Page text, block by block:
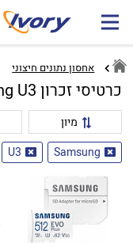
אחסון נתונים חיצוני
כרטיסי זכרון Samsung U3 למצלמת רכב
מיון
Samsung
U3